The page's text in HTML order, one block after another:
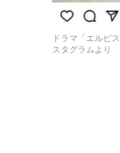
ドラマ「エルピ
スタグラムより